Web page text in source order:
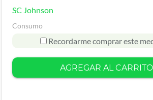
SC Johnson
Consumo
Recordarme comprar este
AGREGAR AL CARRITO